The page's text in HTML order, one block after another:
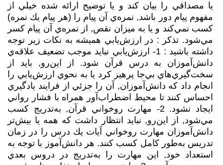
يا مصداقي را بيان كند و يا توضيح ارائه شده خيلي از
مفهوم پيام دور باشد, نمره‌ي آن پيام را (هر پيام يك نمره)
كسب نمي‌كند و يا به ميزان نقص, از نمره‌ي آن پيام كسر
مي‌شود. تذكر : در ارزش‌يابي هميشه به نكات زير توجه
داشته باشيد : 1- ارزش‌يابي نبايد موجب تضعيف علاقه‌ي
دانش‌آموزان به درس قرآن شود. از اين‌رو, بايد از
سخت‌گيري‌هاي بي‌جا پرهيز كرد يا به نحوي ارزش‌يابي را
انجام داد كه دانش‌آموزان, آن را جزئي از فرايند يادگيري
احساس كنند تا محيط اضطراب‌آور همراه با فشار رواني
ايجاد نشود. 2- مهارت روخواني قرآن, به‌تدريج كسب
مي‌شود, از اين‌رو, نبايد انتظار داشت كه همه يا بيش‌تر
دانش‌آموزان مهارت روخواني آيات يك درس را در زمان
تدريس به‌طور كامل كسب كنند. هر دانش‌آموز با توجه به
استعداد خود, اين مهارت را به‌تدريج در دروس بعدي